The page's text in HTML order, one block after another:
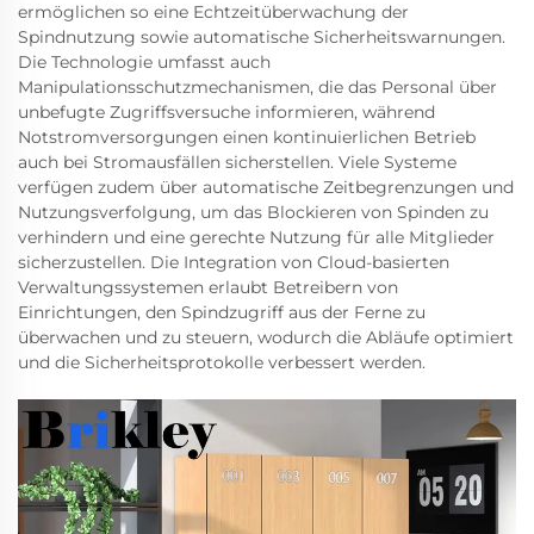
ermöglichen so eine Echtzeitüberwachung der
Spindnutzung sowie automatische Sicherheitswarnungen.
Die Technologie umfasst auch
Manipulationsschutzmechanismen, die das Personal über
unbefugte Zugriffsversuche informieren, während
Notstromversorgungen einen kontinuierlichen Betrieb
auch bei Stromausfällen sicherstellen. Viele Systeme
verfügen zudem über automatische Zeitbegrenzungen und
Nutzungsverfolgung, um das Blockieren von Spinden zu
verhindern und eine gerechte Nutzung für alle Mitglieder
sicherzustellen. Die Integration von Cloud-basierten
Verwaltungssystemen erlaubt Betreibern von
Einrichtungen, den Spindzugriff aus der Ferne zu
überwachen und zu steuern, wodurch die Abläufe optimiert
und die Sicherheitsprotokolle verbessert werden.